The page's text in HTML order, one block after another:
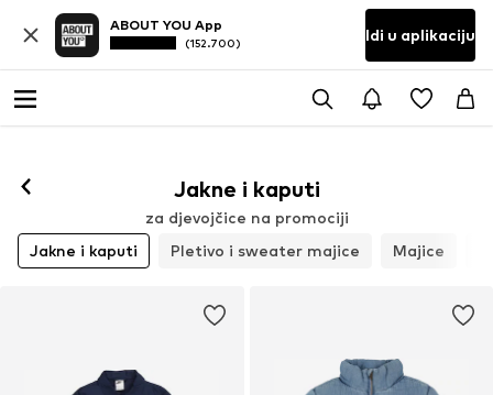
ABOUT YOU App
(152.700) Idi u aplikaciju
Jakne i kaputi
za djevojčice na promociji
Jakne i kaputi
Pletivo i sweater majice Majice